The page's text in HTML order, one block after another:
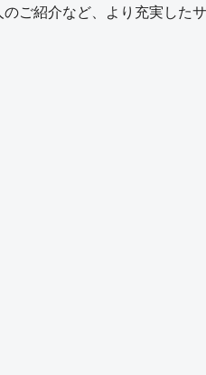
ご紹介など、より充実した